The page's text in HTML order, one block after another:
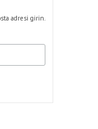
adresi girin.